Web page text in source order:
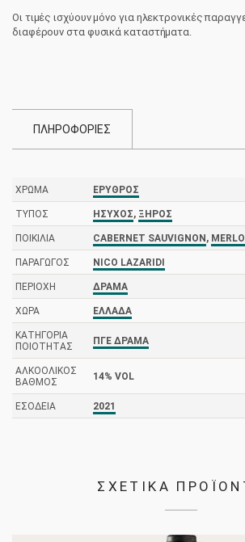
Nico
Lazaridi
Οι τιμές ισχύουν μόνο για ηλεκτρονικές
διαφέρουν στα φυσικά καταστήματα.
ΠΛΗΡΟΦΟΡΙΕΣ
ΧΡΏΜΑ ΕΡΥΘΡΌΣ
ΤΎΠΟΣ ΉΣΥΧΟΣ, ΞΗΡΌΣ
ΠΟΙΚΙΛΊΑ CABERNET SAUVIGNON ,
ΠΑΡΑΓΩΓΌΣ NICO LAZARIDI
ΠΕΡΙΟΧΉ ΔΡΆΜΑ
ΧΏΡΑ ΕΛΛΆΔΑ
ΚΑΤΗΓΟΡΊΑ
ΠΟΙΌΤΗΤΑΣ
ΠΓΕ ΔΡΆΜΑ
ΑΛΚΟΟΛΙΚΌΣ
ΒΑΘΜΌΣ
14% VOL
ΕΣΟΔΕΊΑ 2021
ΣΧΕΤΙΚΑ